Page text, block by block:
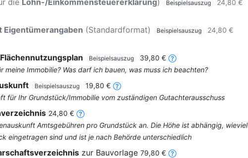
die Lohn-/Einkommensteuererklärung) Beispielsauszug
24,80 €
Eigentümerangaben (Standardformat) Beispielsauszug
24,80 €
Beispielsauszug
39,80 €
meine Immobilie? Was darf ich bauen, was muss ich beachten?
Beispielsauszug
19,80 €
für Ihr Grundstück/Immobilie vom zuständigen Gutachterausschuss
24,80 €
Amtsgebühren pro Grundstück an. Die Höhe ist abhängig, wieviel
eingetragen sind und ist je nach Behörde unterschiedlich
zur Bauvorlage 79,80 €